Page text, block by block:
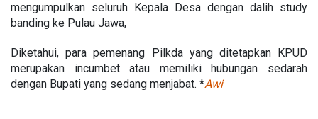
mengumpulkan seluruh Kepala Desa dengan dalih study
banding ke Pulau Jawa,
Diketahui, para pemenang Pilkda yang ditetapkan KPUD
merupakan incumbet atau memiliki hubungan sedarah
dengan Bupati yang sedang menjabat. *Awi